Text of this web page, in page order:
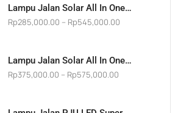
Lampu Jalan Solar All In One Murah 100W 200W 300W 400W Street Light PJU Tenaga Surya Tenaga Matahari Panel Gabung Tahan Air Waterproof Outdoor Garansi Awet Hemat Listrik Sensor Gerak IP67
Rp285,000.00 – Rp545,000.00
Lampu Jalan Solar All In One Murah 200W 400W 600W Street Light PJU Tenaga Surya Tenaga Matahari Panel Gabung Tahan Air Waterproof Outdoor Garansi Awet Hemat Listrik Sensor Gerak IP67
Rp375,000.00 – Rp575,000.00